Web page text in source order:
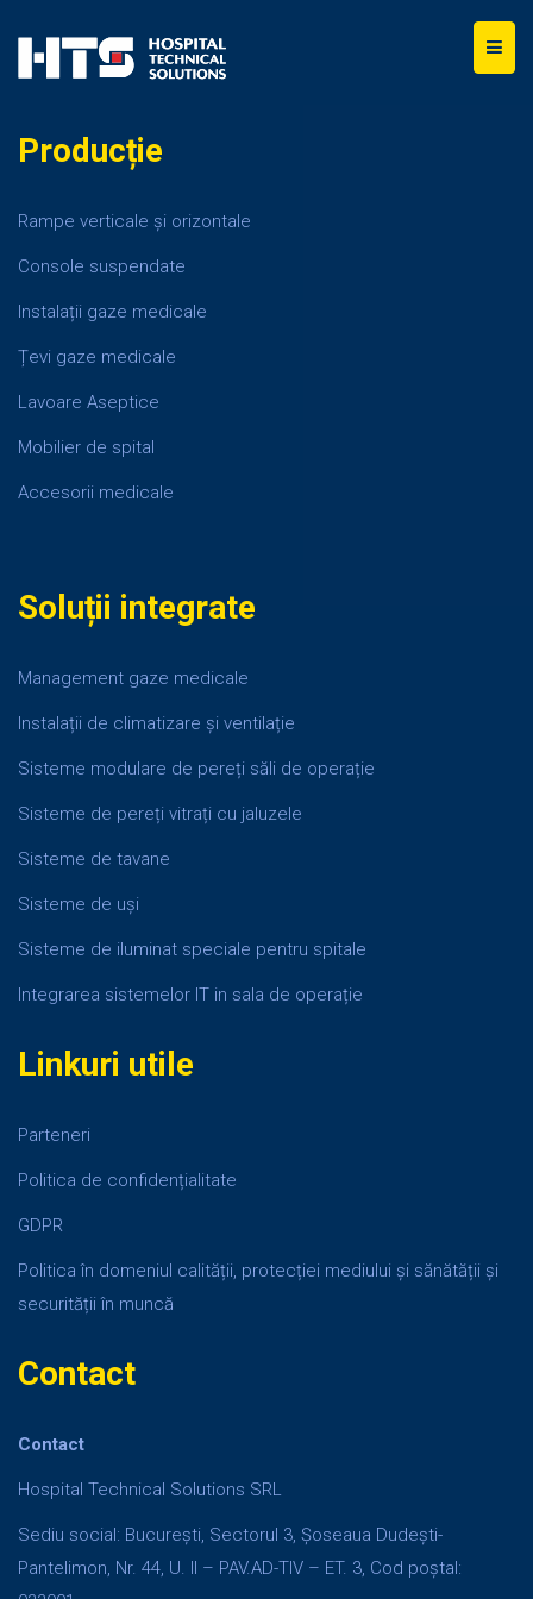
Producție
Rampe verticale și orizontale
Console suspendate
Instalații gaze medicale
Țevi gaze medicale
Lavoare Aseptice
Mobilier de spital
Accesorii medicale
Soluții integrate
Management gaze medicale
Instalații de climatizare și ventilație
Sisteme modulare de pereți săli de operație
Sisteme de pereți vitrați cu jaluzele
Sisteme de tavane
Sisteme de uși
Sisteme de iluminat speciale pentru spitale
Integrarea sistemelor IT in sala de operație
Linkuri utile
Parteneri
Politica de confidențialitate
GDPR
Politica în domeniul calității, protecției mediului și sănătății și
securității în muncă
Contact
Contact
Hospital Technical Solutions SRL
Sediu social: București, Sectorul 3, Șoseaua Dudești-
Pantelimon, Nr. 44, U. II – PAV.AD-TIV – ET. 3, Cod poștal: